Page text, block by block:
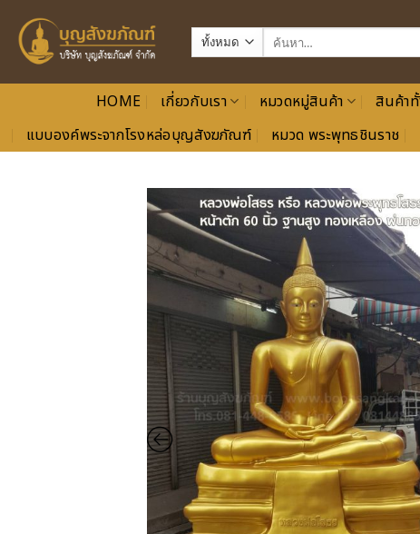
ค้นหา:
HOME เกี่ยวกับเรา หมวดหมู่สินค้า สินค้า
แบบองค์พระจากโรงหล่อบุญสังฆภัณฑ์
หมวด พระพุทธชินราช